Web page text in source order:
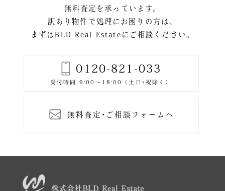
無料査定を承っています。
訳あり物件で処理にお困りの方は、
まずはBLD Real Estateにご相談ください。
0120-821-033
無料査定･ご相談フォームへ